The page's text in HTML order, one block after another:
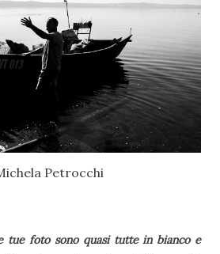
Petrocchi
tue foto sono quasi tutte in bianco e